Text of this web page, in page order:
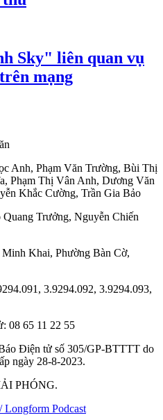
Sky" liên quan vụ
mạng
Anh, Phạm Văn Trường, Bùi Thị
, Phạm Thị Vân Anh, Dương Văn
Khắc Cường, Trần Gia Bảo
Quang Trưởng, Nguyễn Chiến
Khai, Phường Bàn Cờ,
3.9294.092, 3.9294.093,
: 08 65 11 22 55
Điện tử số 305/GP-BTTTT do
ngày 28-8-2023.
PHÓNG.
Longform Podcast